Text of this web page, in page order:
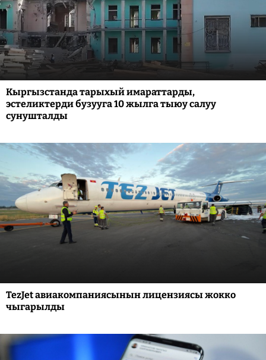
Кыргызстанда тарыхый имараттарды,
эстеликтерди бузууга 10 жылга тыюу салуу
сунушталды
TezJet авиакомпаниясынын лицензиясы жокко
чыгарылды